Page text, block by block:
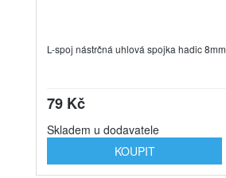
L-spoj nástrčná uhlová spojka hadic 8mm
79 Kč
Skladem u dodavatele
KOUPIT